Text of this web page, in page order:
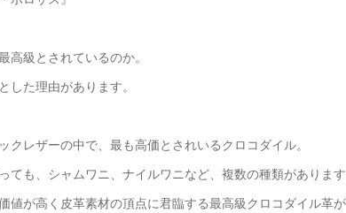
高級とされているのか。
した理由があります。
クレザーの中で、最も高価とされいるクロコダイル。
ても、シャムワニ、ナイルワニなど、複数の種類があります
値が高く皮革素材の頂点に君臨する最高級クロコダイル革